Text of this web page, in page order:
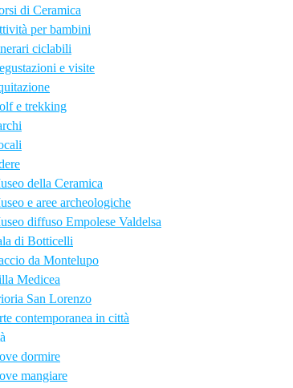
di Ceramica
per bambini
ciclabili
e visite
e trekking
della Ceramica
e aree archeologiche
diffuso Empolese Valdelsa
di Botticelli
da Montelupo
Medicea
San Lorenzo
contemporanea in città
dormire
mangiare